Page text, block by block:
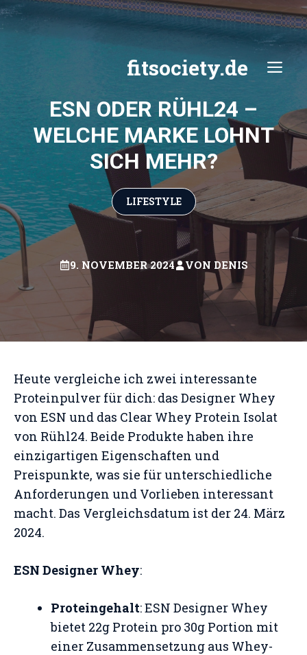
Zum
Inhalt
fitsociety.de
ESN ODER RÜHL24 –
WELCHE MARKE LOHNT
SICH MEHR?
LIFESTYLE
9. NOVEMBER 2024 VON DENIS
Heute vergleiche ich zwei interessante
Proteinpulver für dich: das Designer Whey
von ESN und das Clear Whey Protein Isolat
von Rühl24. Beide Produkte haben ihre
einzigartigen Eigenschaften und
Preispunkte, was sie für unterschiedliche
Anforderungen und Vorlieben interessant
macht. Das Vergleichsdatum ist der 24. März
2024.
ESN Designer Whey:
Proteingehalt: ESN Designer Whey
bietet 22g Protein pro 30g Portion mit
einer Zusammensetzung aus Whey-